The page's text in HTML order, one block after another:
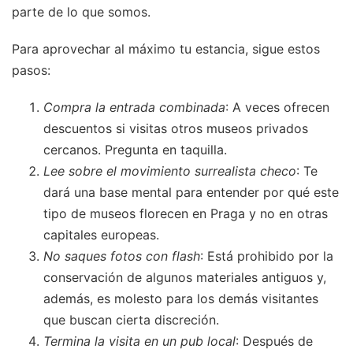
parte de lo que somos.
Para aprovechar al máximo tu estancia, sigue estos
pasos:
Compra la entrada combinada: A veces ofrecen
descuentos si visitas otros museos privados
cercanos. Pregunta en taquilla.
Lee sobre el movimiento surrealista checo: Te
dará una base mental para entender por qué este
tipo de museos florecen en Praga y no en otras
capitales europeas.
No saques fotos con flash: Está prohibido por la
conservación de algunos materiales antiguos y,
además, es molesto para los demás visitantes
que buscan cierta discreción.
Termina la visita en un pub local: Después de